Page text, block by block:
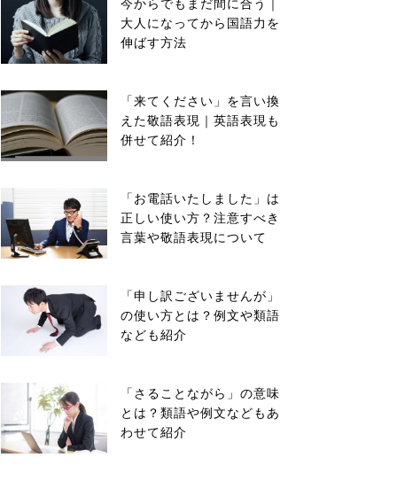
大人になってから国語力を
伸ばす方法
「来てください」を言い換
えた敬語表現｜英語表現も
併せて紹介！
「お電話いたしました」は
正しい使い方？注意すべき
言葉や敬語表現について
「申し訳ございませんが」
の使い方とは？例文や類語
なども紹介
「さることながら」の意味
とは？類語や例文などもあ
わせて紹介